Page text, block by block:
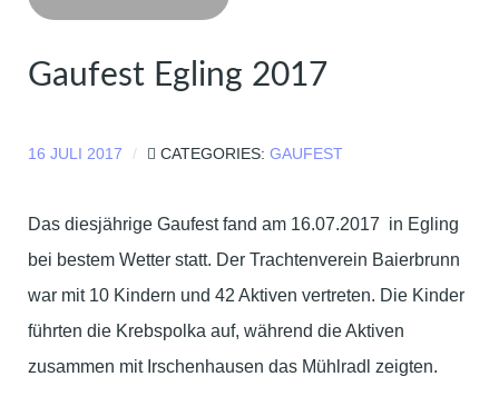
Gaufest Egling 2017
16 JULI 2017 CATEGORIES: GAUFEST
Das diesjährige Gaufest fand am 16.07.2017 in Egling
bei bestem Wetter statt. Der Trachtenverein Baierbrunn
war mit 10 Kindern und 42 Aktiven vertreten. Die Kinder
führten die Krebspolka auf, während die Aktiven
zusammen mit Irschenhausen das Mühlradl zeigten.